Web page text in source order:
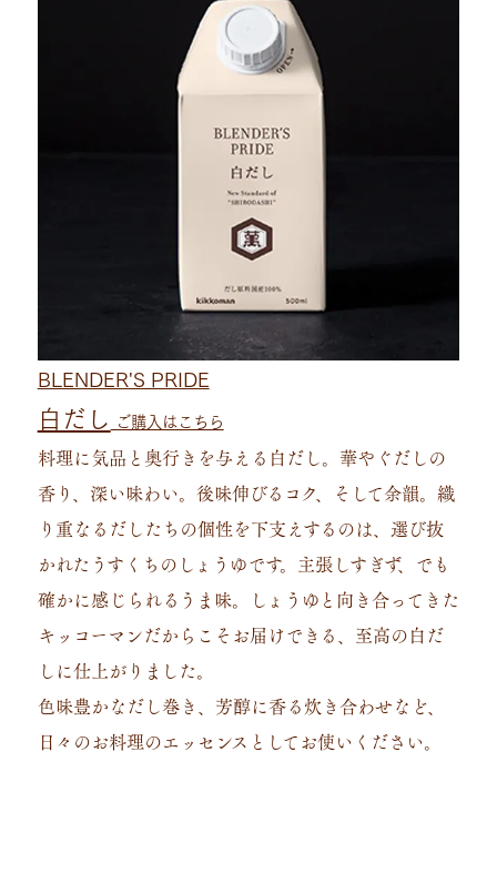
BLENDER'S PRIDE
白だし ご購入はこちら
料理に気品と奥⾏きを与える⽩だし。華やぐだしの
香り、深い味わい。後味伸びるコク、そして余韻。織
り重なるだしたちの個性を下⽀えするのは、選び抜
かれたうすくちのしょうゆです。主張しすぎず、でも
確かに感じられるうま味。しょうゆと向き合ってきた
キッコーマンだからこそお届けできる、⾄⾼の⽩だ
しに仕上がりました。
色味豊かなだし巻き、芳醇に⾹る炊き合わせなど、
日々のお料理のエッセンスとしてお使いください。